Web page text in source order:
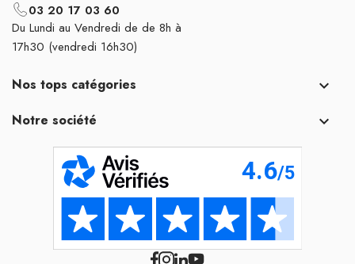
03 20 17 03 60
Du Lundi au Vendredi de de 8h à
17h30 (vendredi 16h30)
Nos tops catégories 
Notre société 